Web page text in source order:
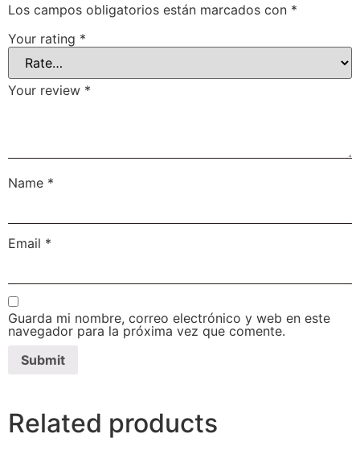
Los campos obligatorios están marcados con *
Your rating *
Your review *
Name *
Email *
Guarda mi nombre, correo electrónico y web en este
navegador para la próxima vez que comente.
Related products